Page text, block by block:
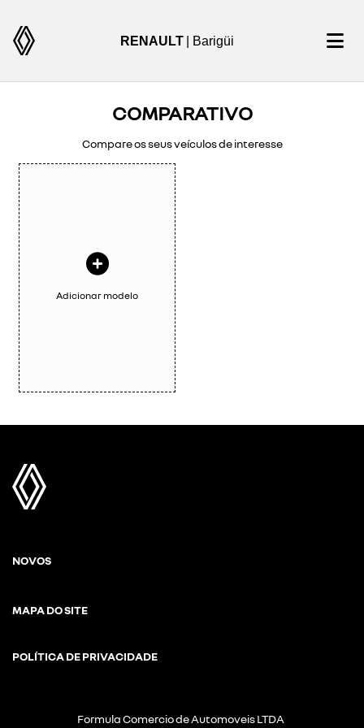
RENAULT | Barigüi
COMPARATIVO
Compare os seus veículos de interesse
Adicionar modelo
NOVOS
MAPA DO SITE
POLÍTICA DE PRIVACIDADE
Formula Comercio de Automoveis LTDA